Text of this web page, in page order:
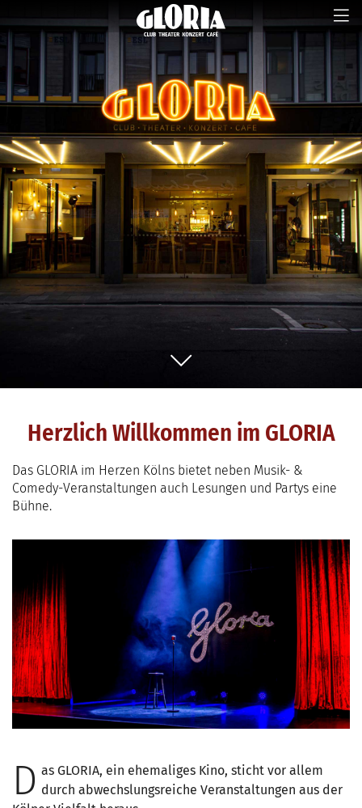
Herzlich Willkommen im GLORIA
Das GLORIA im Herzen Kölns bietet neben Musik- &
Comedy-Veranstaltungen auch Lesungen und Partys eine
Bühne.
D as GLORIA, ein ehemaliges Kino, sticht vor allem
durch abwechslungsreiche Veranstaltungen aus der